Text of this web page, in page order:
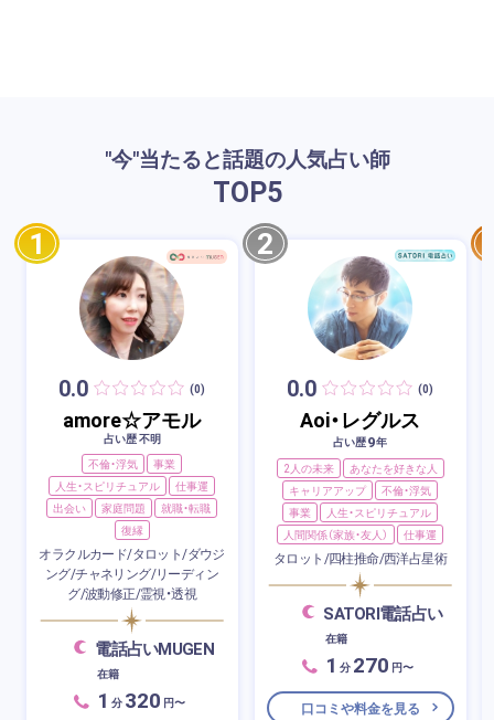
"今"当たると話題の人気占い師
TOP5
1
0.0 (0)
amore☆アモル
占い歴 不明
不倫・浮気
事業
人生・スピリチュアル
仕事運
出会い
家庭問題
就職・転職
復縁
オラクルカード/タロット/ダウジ
ング/チャネリング/リーディン
グ/波動修正/霊視・透視
電話占いMUGEN
在籍
1 分 320 円〜
2
0.0 (0)
Aoi・レグルス
占い歴9年
2人の未来
あなたを好きな人
キャリアアップ
不倫・浮気
事業
人生・スピリチュアル
人間関係（家族・友人）
仕事運
タロット/四柱推命/西洋占星術
SATORI電話占い
在籍
1 分 270 円〜
口コミや料金を見る